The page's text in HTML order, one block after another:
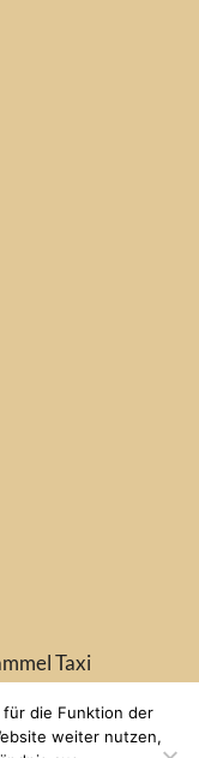
Taxi
die Funktion der
weiter nutzen,